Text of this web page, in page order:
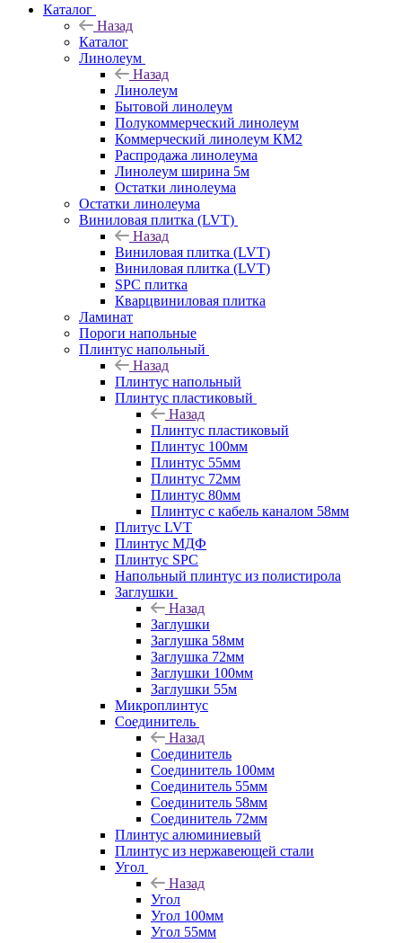
Каталог
Назад
Каталог
Линолеум
Назад
Линолеум
Бытовой линолеум
Полукоммерческий линолеум
Коммерческий линолеум КМ2
Распродажа линолеума
Линолеум ширина 5м
Остатки линолеума
Остатки линолеума
Виниловая плитка (LVT)
Назад
Виниловая плитка (LVT)
Виниловая плитка (LVT)
SPC плитка
Кварцвиниловая плитка
Ламинат
Пороги напольные
Плинтус напольный
Назад
Плинтус напольный
Плинтус пластиковый
Назад
Плинтус пластиковый
Плинтус 100мм
Плинтус 55мм
Плинтус 72мм
Плинтус 80мм
Плинтус с кабель каналом 58мм
Плитус LVT
Плинтус МДФ
Плинтус SPC
Напольный плинтус из полистирола
Заглушки
Назад
Заглушки
Заглушка 58мм
Заглушка 72мм
Заглушки 100мм
Заглушки 55м
Микроплинтус
Соединитель
Назад
Соединитель
Соединитель 100мм
Соединитель 55мм
Соединитель 58мм
Соединитель 72мм
Плинтус алюминиевый
Плинтус из нержавеющей стали
Угол
Назад
Угол
Угол 100мм
Угол 55мм